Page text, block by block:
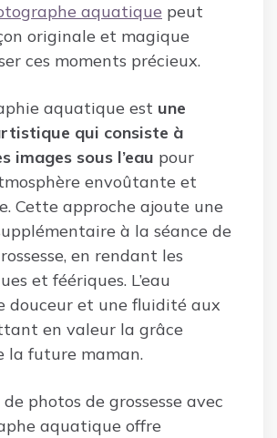
aquatique peut
originale et magique
ces moments précieux.
aquatique est une
qui consiste à
images sous l’eau pour
envoûtante et
Cette approche ajoute une
à la séance de
en rendant les
et féériques. L’eau
douceur et une fluidité aux
en valeur la grâce
la future maman.
photos de grossesse avec
aquatique offre